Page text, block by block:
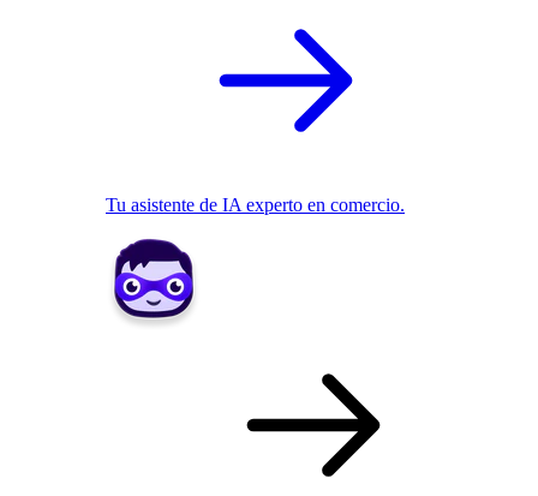
Tu asistente de IA experto en comercio.